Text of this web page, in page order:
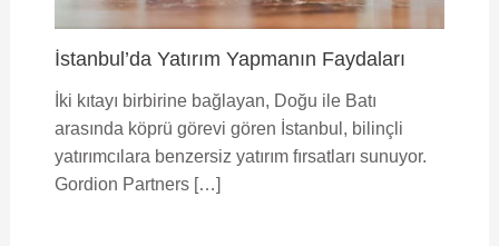
İstanbul’da Yatırım Yapmanın Faydaları
İki kıtayı birbirine bağlayan, Doğu ile Batı
arasında köprü görevi gören İstanbul, bilinçli
yatırımcılara benzersiz yatırım fırsatları sunuyor.
Gordion Partners […]